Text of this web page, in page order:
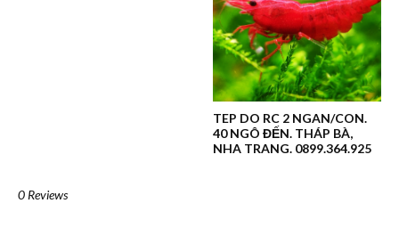
TEP DO RC 2 NGAN/CON.
40 NGÔ ĐẾN. THÁP BÀ,
NHA TRANG. 0899.364.925
0 Reviews